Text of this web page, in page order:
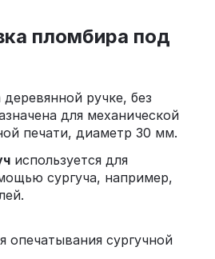
пломбира под
ручке, без
для механической
печати, диаметр 30 мм.
используется для
сургуча, например,
опечатывания сургучной